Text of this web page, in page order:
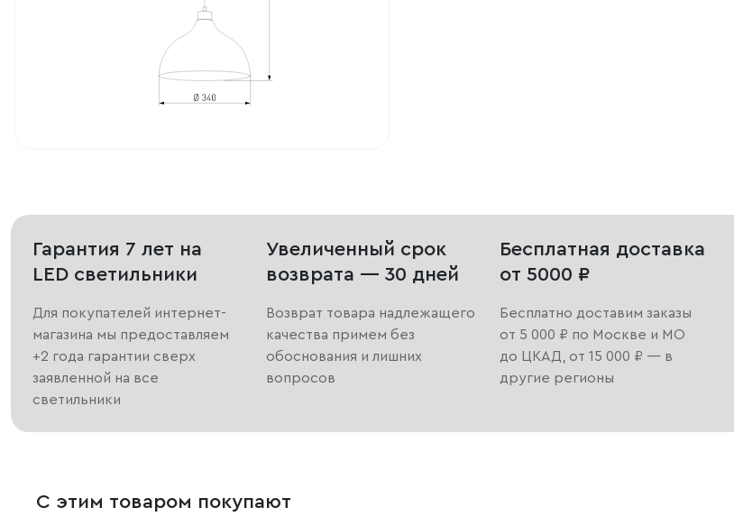
Гарантия 7 лет на
LED светильники
Для покупателей интернет-
магазина мы предоставляем
+2 года гарантии сверх
заявленной на все
светильники
Увеличенный срок
возврата — 30 дней
Возврат товара надлежащего
качества примем без
обоснования и лишних
вопросов
Бесплатная доставка
от 5000 ₽
Бесплатно доставим заказы
от 5 000 ₽ по Москве и МО
до ЦКАД, от 15 000 ₽ — в
другие регионы
С этим товаром покупают